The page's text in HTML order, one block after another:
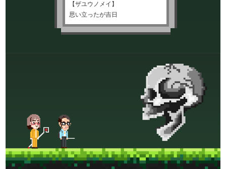
【ザユウノメイ】
思い立ったが吉日